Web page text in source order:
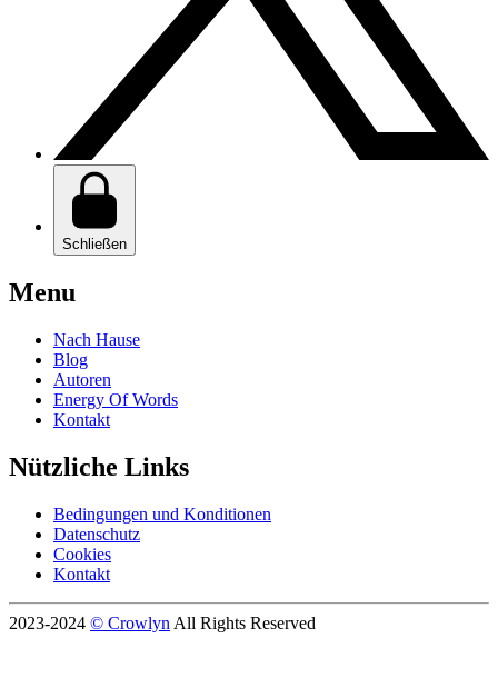
Schließen
Menu
Nach Hause
Blog
Autoren
Energy Of Words
Kontakt
Nützliche Links
Bedingungen und Konditionen
Datenschutz
Cookies
Kontakt
2023-2024 © Crowlyn All Rights Reserved